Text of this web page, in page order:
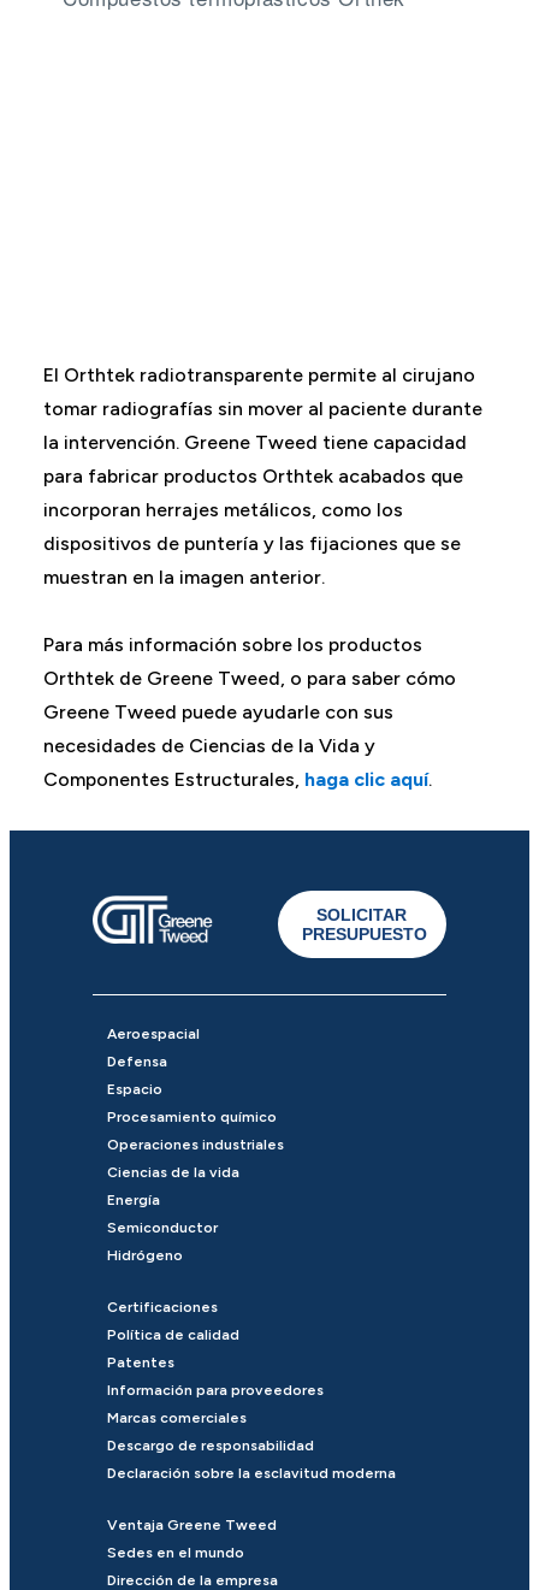
El Orthtek radiotransparente permite al cirujano
tomar radiografías sin mover al paciente durante
la intervención. Greene Tweed tiene capacidad
para fabricar productos Orthtek acabados que
incorporan herrajes metálicos, como los
dispositivos de puntería y las fijaciones que se
muestran en la imagen anterior.
Para más información sobre los productos
Orthtek de Greene Tweed, o para saber cómo
Greene Tweed puede ayudarle con sus
necesidades de Ciencias de la Vida y
Componentes Estructurales, haga clic aquí.
SOLICITAR
PRESUPUESTO
Aeroespacial
Defensa
Espacio
Procesamiento químico
Operaciones industriales
Ciencias de la vida
Energía
Semiconductor
Hidrógeno
Certificaciones
Política de calidad
Patentes
Información para proveedores
Marcas comerciales
Descargo de responsabilidad
Declaración sobre la esclavitud moderna
Ventaja Greene Tweed
Sedes en el mundo
Dirección de la empresa